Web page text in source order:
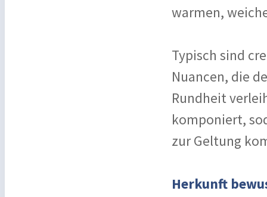
warmen,
Typisch sind
Nuancen, die
Rundheit
komponiert,
zur Geltung
Herkunft